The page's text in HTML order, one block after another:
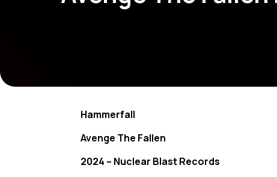
Hammerfall
Avenge The Fallen
2024 – Nuclear Blast Records